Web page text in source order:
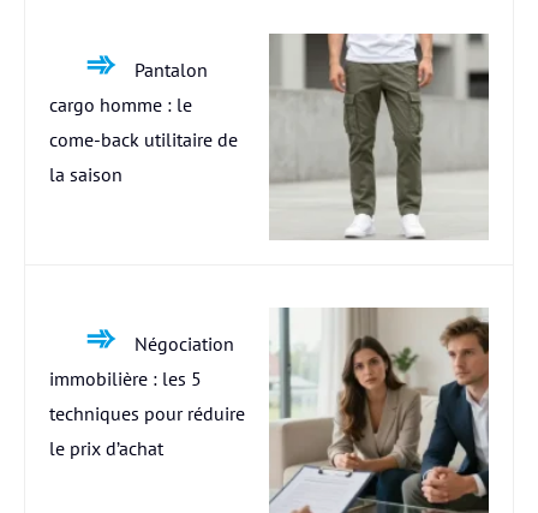
Pantalon
cargo homme : le
come-back utilitaire de
la saison
Négociation
immobilière : les 5
techniques pour réduire
le prix d’achat